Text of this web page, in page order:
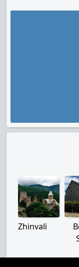
Zhinvali